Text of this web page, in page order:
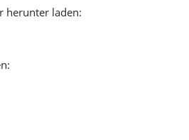
herunter laden: